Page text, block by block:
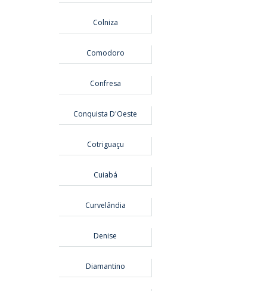
Colniza
Comodoro
Confresa
Conquista D'Oeste
Cotriguaçu
Cuiabá
Curvelândia
Denise
Diamantino